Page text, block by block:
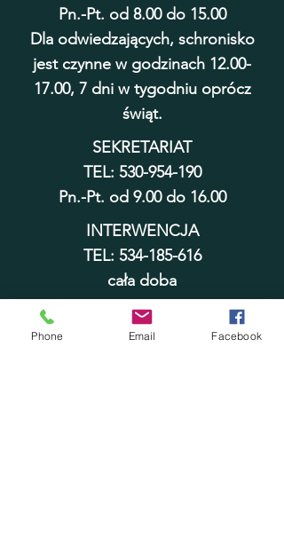
Pn.-Pt. od 8.00 do 15.00
Dla odwiedzających, schronisko
jest czynne w godzinach 12.00-
17.00, 7 dni w tygodniu oprócz
świąt.
SEKRETARIAT
TEL: 530-954-190
Pn.-Pt. od 9.00 do 16.00
INTERWENCJA
TEL: 534-185-616
cała doba
adopcje@schronisko.wloclawek.eu
sekretariat@schronisko.wloclawek.
Phone Email Facebook